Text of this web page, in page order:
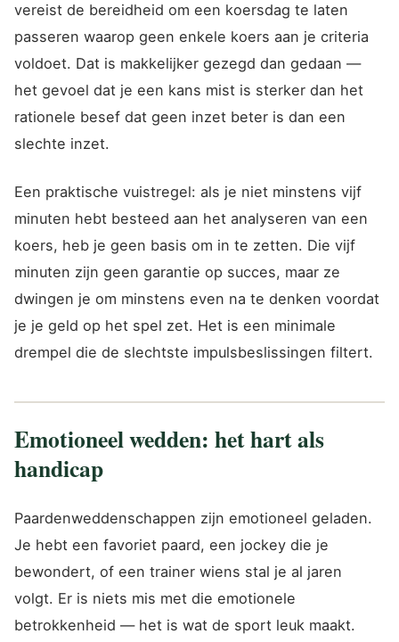
vereist de bereidheid om een koersdag te laten
passeren waarop geen enkele koers aan je criteria
voldoet. Dat is makkelijker gezegd dan gedaan —
het gevoel dat je een kans mist is sterker dan het
rationele besef dat geen inzet beter is dan een
slechte inzet.
Een praktische vuistregel: als je niet minstens vijf
minuten hebt besteed aan het analyseren van een
koers, heb je geen basis om in te zetten. Die vijf
minuten zijn geen garantie op succes, maar ze
dwingen je om minstens even na te denken voordat
je je geld op het spel zet. Het is een minimale
drempel die de slechtste impulsbeslissingen filtert.
Emotioneel wedden: het hart als
handicap
Paardenweddenschappen zijn emotioneel geladen.
Je hebt een favoriet paard, een jockey die je
bewondert, of een trainer wiens stal je al jaren
volgt. Er is niets mis met die emotionele
betrokkenheid — het is wat de sport leuk maakt.